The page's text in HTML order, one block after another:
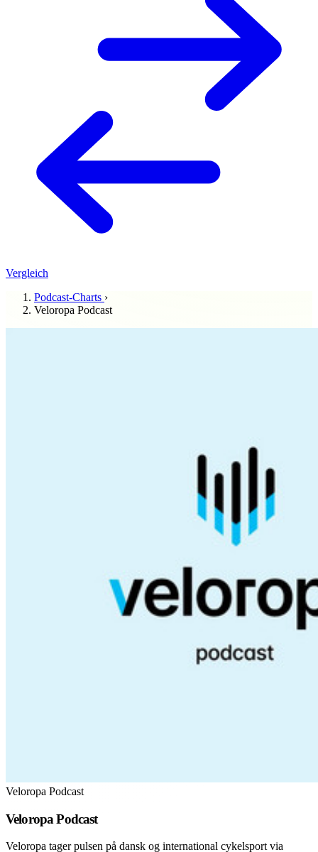
Vergleich
Podcast-Charts ›
Veloropa Podcast
Veloropa Podcast
Veloropa Podcast
Veloropa tager pulsen på dansk og international cykelsport via